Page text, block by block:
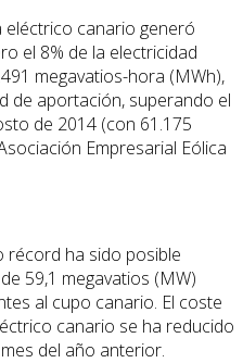
eléctrico canario generó
el 8% de la electricidad
megavatios-hora (MWh),
de aportación, superando el
de 2014 (con 61.175
Empresarial Eólica
récord ha sido posible
59,1 megavatios (MW)
al cupo canario. El coste
canario se ha reducido
del año anterior.